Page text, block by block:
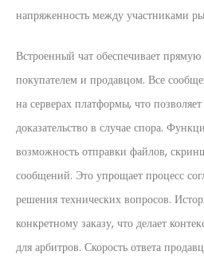
напряженность между участниками
Встроенный чат обеспечивает
покупателем и продавцом. Все
на серверах платформы, что
доказательство в случае спора.
возможность отправки файлов,
сообщений. Это упрощает процесс
решения технических вопросов.
конкретному заказу, что делает
для арбитров. Скорость ответа